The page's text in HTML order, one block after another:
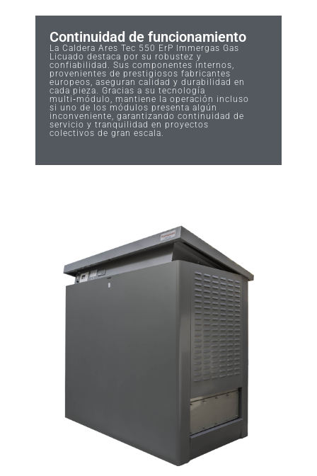
Continuidad de funcionamiento
La Caldera Ares Tec 550 ErP Immergas Gas
Licuado destaca por su robustez y
confiabilidad. Sus componentes internos,
provenientes de prestigiosos fabricantes
europeos, aseguran calidad y durabilidad en
cada pieza. Gracias a su tecnología
multi‑módulo, mantiene la operación incluso
si uno de los módulos presenta algún
inconveniente, garantizando continuidad de
servicio y tranquilidad en proyectos
colectivos de gran escala.